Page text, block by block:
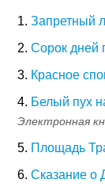
1. Запретный
2. Сорок дней
3. Красное
4. Белый пух
Электронная
5. Площадь
6. Сказание о